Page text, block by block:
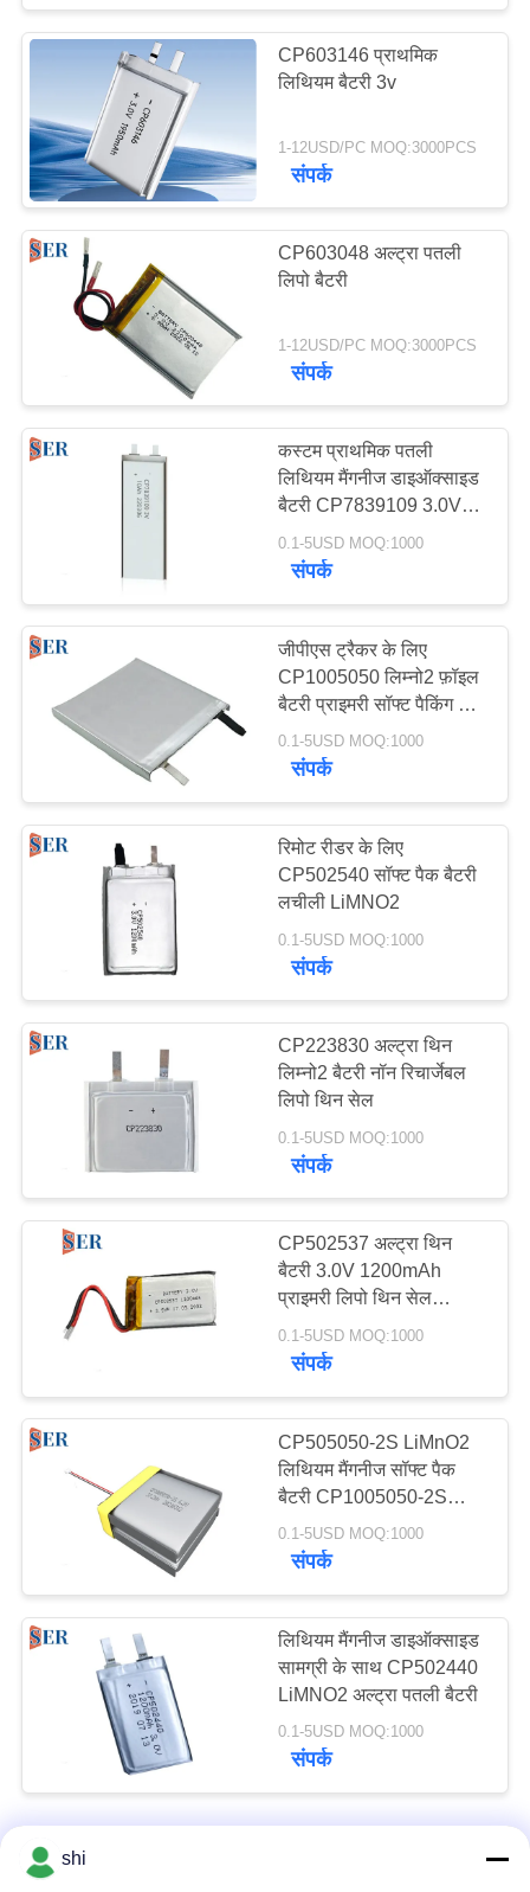
अल्ट्रा पतली बैटरी
उच्च वर्तमान बैटरी
CP603146 प्राथमिक
लिथियम बैटरी 3v
1-12USD/PC MOQ:3000PCS
संपर्क
CP603048 अल्ट्रा पतली
लिपो बैटरी
1-12USD/PC MOQ:3000PCS
संपर्क
कस्टम प्राथमिक पतली
लिथियम मैंगनीज डाइऑक्साइड
बैटरी CP7839109 3.0V
10Ah
0.1-5USD MOQ:1000
संपर्क
जीपीएस ट्रैकर के लिए
CP1005050 लिम्नो2 फ़ॉइल
बैटरी प्राइमरी सॉफ्ट पैकिंग 3v
6000mah
0.1-5USD MOQ:1000
संपर्क
रिमोट रीडर के लिए
CP502540 सॉफ्ट पैक बैटरी
लचीली LiMNO2
0.1-5USD MOQ:1000
संपर्क
CP223830 अल्ट्रा थिन
लिम्नो2 बैटरी नॉन रिचार्जेबल
लिपो थिन सेल
0.1-5USD MOQ:1000
संपर्क
CP502537 अल्ट्रा थिन
बैटरी 3.0V 1200mAh
प्राइमरी लिपो थिन सेल
लिथियम
0.1-5USD MOQ:1000
संपर्क
CP505050-2S LiMnO2
लिथियम मैंगनीज सॉफ्ट पैक
बैटरी CP1005050-2S
6.0V 6000mAh
0.1-5USD MOQ:1000
संपर्क
लिथियम मैंगनीज डाइऑक्साइड
सामग्री के साथ CP502440
LiMNO2 अल्ट्रा पतली बैटरी
0.1-5USD MOQ:1000
संपर्क
shi